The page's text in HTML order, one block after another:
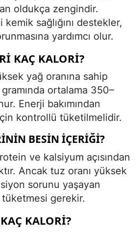
oldukça zengindir.
sağlığını destekler,
yardımcı olur.
KAÇ KALORI?
yağ oranına sahip
ortalama 350–
Enerji bakımından
kontrollü tüketilmelidir.
BESIN İÇERIĞI?
ve kalsiyum açısından
Ancak tuz oranı yüksek
sorunu yaşayan
gerekir.
KALORI?